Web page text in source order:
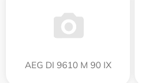
AEG DI 9610 M 90 IX